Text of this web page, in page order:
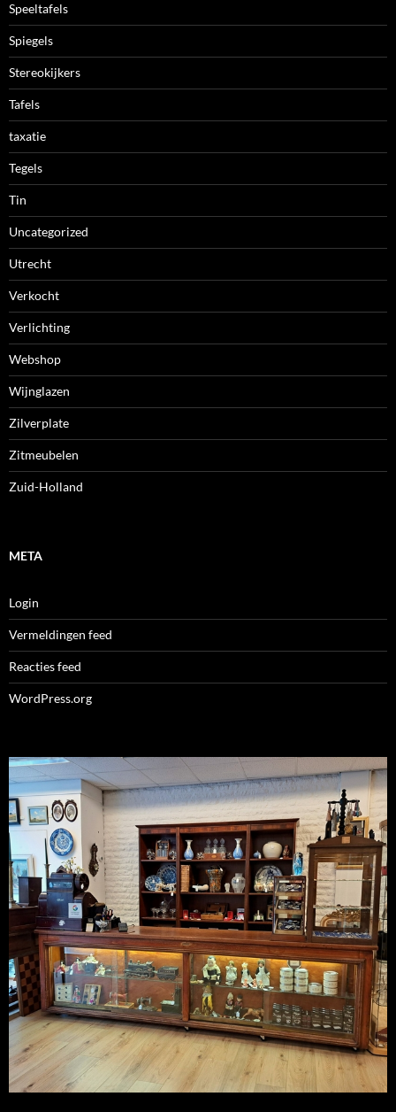
Speeltafels
Spiegels
Stereokijkers
Tafels
taxatie
Tegels
Tin
Uncategorized
Utrecht
Verkocht
Verlichting
Webshop
Wijnglazen
Zilverplate
Zitmeubelen
Zuid-Holland
META
Login
Vermeldingen feed
Reacties feed
WordPress.org